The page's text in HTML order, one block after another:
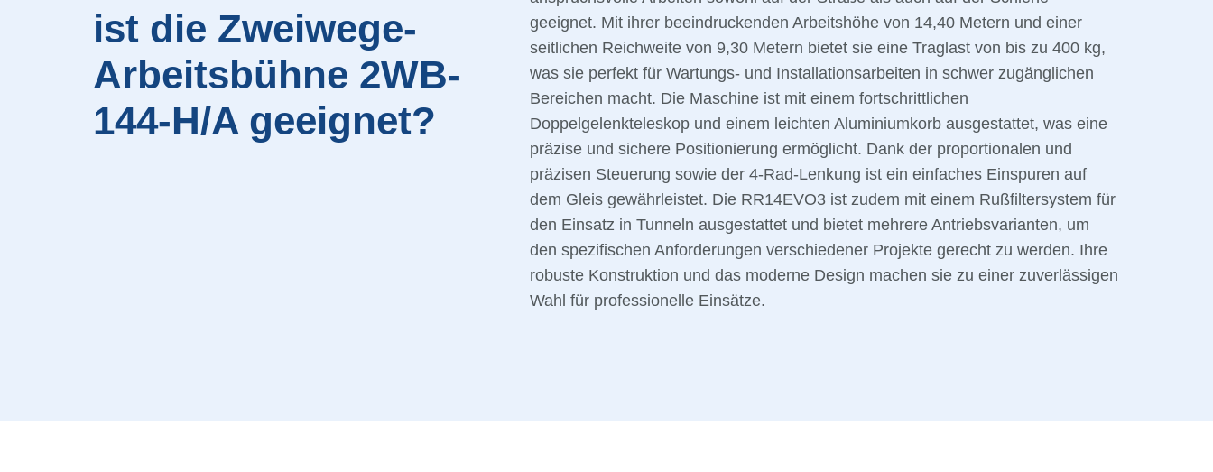
ist die Zweiwege-
Arbeitsbühne 2WB-
144-H/A geeignet?
geeignet. Mit ihrer beeindruckenden Arbeitshöhe von 14,40 Metern und einer
seitlichen Reichweite von 9,30 Metern bietet sie eine Traglast von bis zu 400 kg,
was sie perfekt für Wartungs- und Installationsarbeiten in schwer zugänglichen
Bereichen macht. Die Maschine ist mit einem fortschrittlichen
Doppelgelenkteleskop und einem leichten Aluminiumkorb ausgestattet, was eine
präzise und sichere Positionierung ermöglicht. Dank der proportionalen und
präzisen Steuerung sowie der 4-Rad-Lenkung ist ein einfaches Einspuren auf
dem Gleis gewährleistet. Die RR14EVO3 ist zudem mit einem Rußfiltersystem für
den Einsatz in Tunneln ausgestattet und bietet mehrere Antriebsvarianten, um
den spezifischen Anforderungen verschiedener Projekte gerecht zu werden. Ihre
robuste Konstruktion und das moderne Design machen sie zu einer zuverlässigen
Wahl für professionelle Einsätze.